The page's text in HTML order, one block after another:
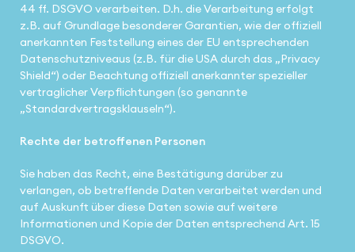
44 ff. DSGVO verarbeiten. D.h. die Verarbeitung erfolgt
z.B. auf Grundlage besonderer Garantien, wie der offiziell
anerkannten Feststellung eines der EU entsprechenden
Datenschutzniveaus (z.B. für die USA durch das „Privacy
Shield“) oder Beachtung offiziell anerkannter spezieller
vertraglicher Verpflichtungen (so genannte
„Standardvertragsklauseln“).
Rechte der betroffenen Personen
Sie haben das Recht, eine Bestätigung darüber zu
verlangen, ob betreffende Daten verarbeitet werden und
auf Auskunft über diese Daten sowie auf weitere
Informationen und Kopie der Daten entsprechend Art. 15
DSGVO.